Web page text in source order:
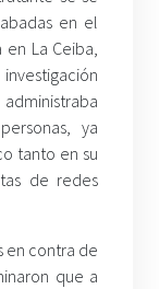
en el
La Ceiba,
ya
tanto en su
de redes
en contra de
que a